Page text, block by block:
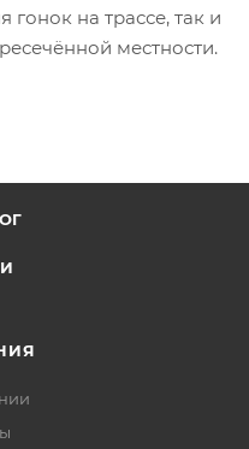
на трассе, так и
местности.